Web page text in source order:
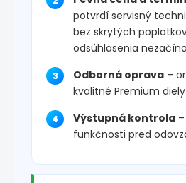
potvrdí servisný
bez skrytých
odsúhlasenia
Odborná oprava –
kvalitné Premium
Výstupná kontrola
funkčnosti pred